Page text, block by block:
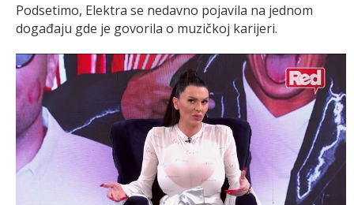
Podsetimo, Elektra se nedavno pojavila na jednom
događaju gde je govorila o muzičkoj karijeri.